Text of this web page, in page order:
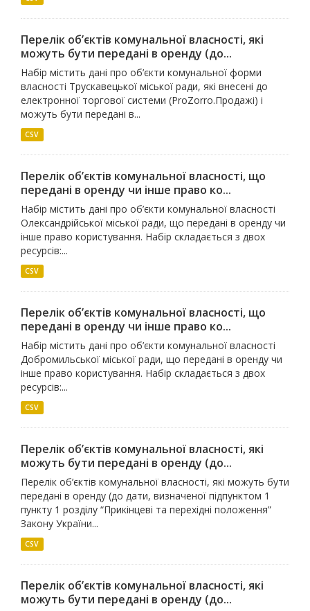
Перелік об’єктів комунальної власності, які
можуть бути передані в оренду (до...
Набір містить дані про об’єкти комунальної форми
власності Трускавецької міської ради, які внесені до
електронної торгової системи (ProZorro.Продажі) і
можуть бути передані в...
CSV
Перелік об’єктів комунальної власності, що
передані в оренду чи інше право ко...
Набір містить дані про об’єкти комунальної власності
Олександрійської міської ради, що передані в оренду чи
інше право користування. Набір складається з двох
ресурсів:...
CSV
Перелік об’єктів комунальної власності, що
передані в оренду чи інше право ко...
Набір містить дані про об’єкти комунальної власності
Добромильської міської ради, що передані в оренду чи
інше право користування. Набір складається з двох
ресурсів:...
CSV
Перелік об’єктів комунальної власності, які
можуть бути передані в оренду (до...
Перелік об’єктів комунальної власності, які можуть бути
передані в оренду (до дати, визначеної підпунктом 1
пункту 1 розділу “Прикінцеві та перехідні положення”
Закону України...
CSV
Перелік об’єктів комунальної власності, які
можуть бути передані в оренду (до...